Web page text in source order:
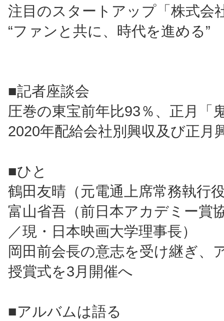
注目のスタートアップ「株式会
“ファンと共に、時代を進める”
■記者座談会
圧巻の東宝前年比93％、正月「
2020年配給会社別興収及び正月
■ひと
鶴田友晴（元電通上席常務執行
富山省吾（前日本アカデミー賞
／現・日本映画大学理事長）
岡田前会長の意志を受け継ぎ、
授賞式を3月開催へ
■アルバムは語る